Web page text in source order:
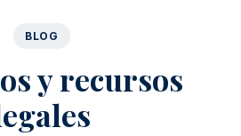
BLOG
y recursos